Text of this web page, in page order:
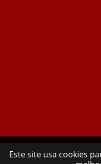
Este site usa cookies